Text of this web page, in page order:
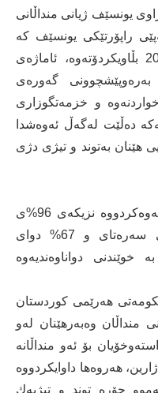
یونسێف ژیانی منداڵانی
راپۆرتێكی یونسێف كە
مانگی كانونی یەكەمی ساڵی 2018 بڵاویكردۆتەوە، ئاماژەی
گەورەی
و خزمەتگوزاری
دەڵێت لەگەڵ ئەوەشدا
هێنان بەتوند و تیژی دژی
یونسێف لە راپۆرتەكەیدا ئاماژەی بەوەكردووە نزیكەی 96%ی
منداڵانی هەرێم دەچنە خوێندنگای سەرەتای و 67% دوای
خوێندنی دواناوەندیەوە
هەرێمی كوردستان
منداڵان وەبەرهێنان لەو
بۆ ئەو منداڵانە
هەروەها داوایكردووە
جۆرە توند و تیژیەك